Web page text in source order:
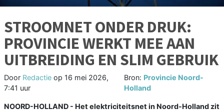
STROOMNET ONDER DRUK:
PROVINCIE WERKT MEE AAN
UITBREIDING EN SLIM GEBRUIK
Door Redactie op 16 mei 2026,
7:41 uur
Bron: Provincie Noord-
Holland
NOORD-HOLLAND - Het elektriciteitsnet in Noord-Holland zit